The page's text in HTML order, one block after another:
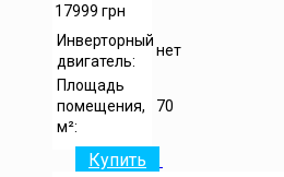
17999 грн
Инверторный
двигатель:
нет
Площадь
помещения,
м²:
70
Купить